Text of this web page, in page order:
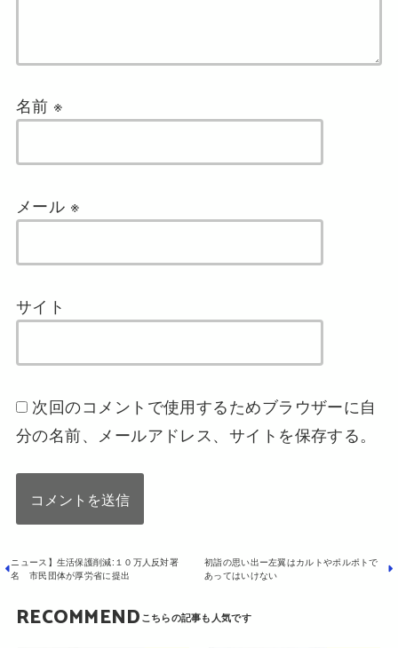
名前 ※
メール ※
サイト
次回のコメントで使用するためブラウザーに自
分の名前、メールアドレス、サイトを保存する。
初詣の思い出ー左翼はカルトやポルポトで
あってはいけない
ニュース】生活保護削減:１０万人反対署
名 市民団体が厚労省に提出
RECOMMEND